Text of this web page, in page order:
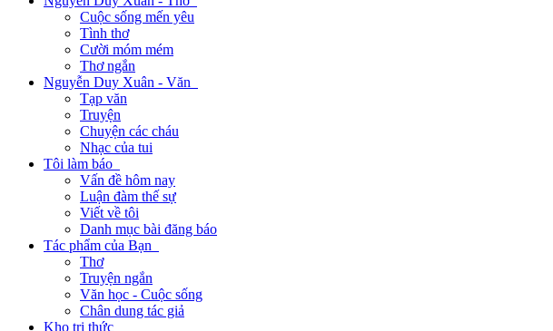
Cuộc sống mến yêu
Tình thơ
Cười móm mém
Thơ ngắn
Nguyễn Duy Xuân - Văn
Tạp văn
Truyện
Chuyện các cháu
Nhạc của tui
Tôi làm báo
Vấn đề hôm nay
Luận đàm thế sự
Viết về tôi
Danh mục bài đăng báo
Tác phẩm của Bạn
Thơ
Truyện ngắn
Văn học - Cuộc sống
Chân dung tác giả
Kho tri thức